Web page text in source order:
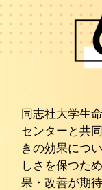
同志社大学生
センターと共
きの効果につ
しさを保つた
果・改善が期